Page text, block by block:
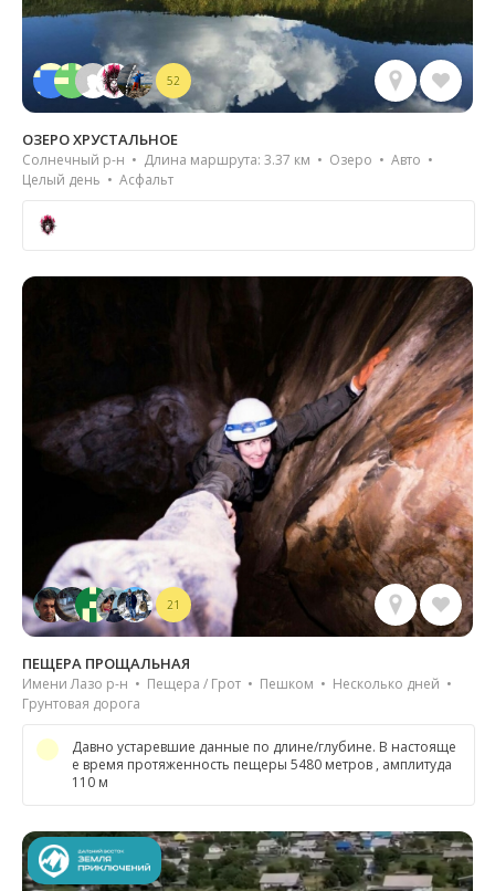
52
ОЗЕРО ХРУСТАЛЬНОЕ
Солнечный р-н • Длина маршрута: 3.37 км • Озеро • Авто •
Целый день • Асфальт
21
ПЕЩЕРА ПРОЩАЛЬНАЯ
Имени Лазо р-н • Пещера / Грот • Пешком • Несколько дней •
Грунтовая дорога
Давно устаревшие данные по длине/глубине. В настояще
е время протяженность пещеры 5480 метров , амплитуда
110 м